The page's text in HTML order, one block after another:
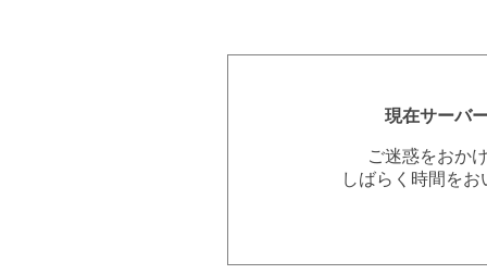
現在サーバ
ご迷惑をおか
しばらく時間を